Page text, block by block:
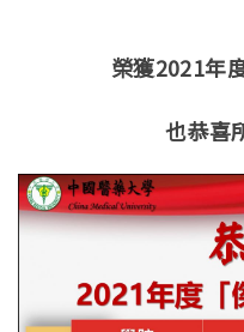
榮獲2021年
也恭喜